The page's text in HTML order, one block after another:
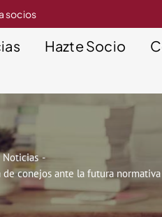
socios
Hazte Socio
Noticias
de conejos ante la futura